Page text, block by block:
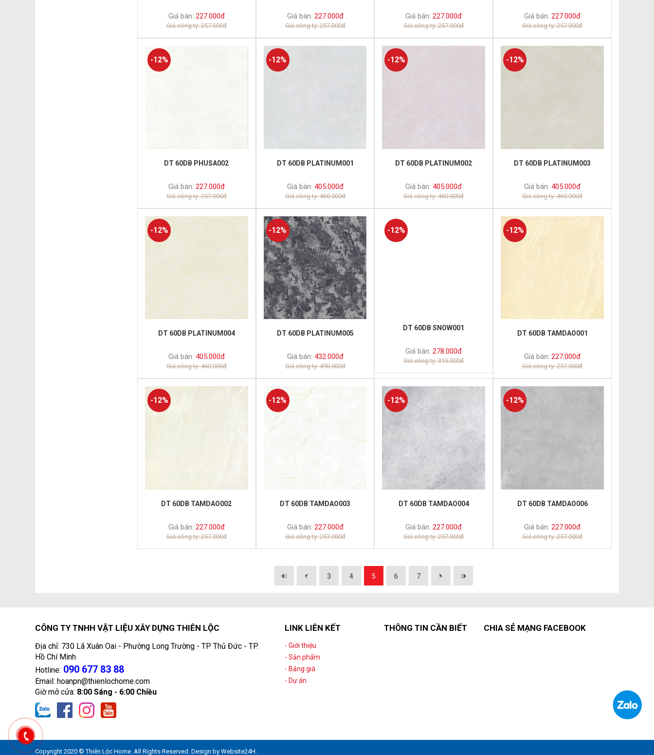
Giá bán: 227.000đ
Giá công ty: 257.000đ
Giá bán: 227.000đ
Giá công ty: 257.000đ
Giá bán: 227.000đ
Giá công ty: 257.000đ
Giá bán: 227.000đ
Giá công ty: 257.000đ
-12%
DT 60DB PHUSA002
Giá bán: 227.000đ
Giá công ty: 257.000đ
-12%
DT 60DB PLATINUM001
Giá bán: 405.000đ
Giá công ty: 460.000đ
-12%
DT 60DB PLATINUM002
Giá bán: 405.000đ
Giá công ty: 460.000đ
-12%
DT 60DB PLATINUM003
Giá bán: 405.000đ
Giá công ty: 460.000đ
-12%
DT 60DB PLATINUM004
Giá bán: 405.000đ
Giá công ty: 460.000đ
-12%
DT 60DB PLATINUM005
Giá bán: 432.000đ
Giá công ty: 490.000đ
-12%
DT 60DB SNOW001
Giá bán: 278.000đ
Giá công ty: 315.000đ
-12%
DT 60DB TAMDAO001
Giá bán: 227.000đ
Giá công ty: 257.000đ
-12%
DT 60DB TAMDAO002
Giá bán: 227.000đ
Giá công ty: 257.000đ
-12%
DT 60DB TAMDAO003
Giá bán: 227.000đ
Giá công ty: 257.000đ
-12%
DT 60DB TAMDAO004
Giá bán: 227.000đ
Giá công ty: 257.000đ
-12%
DT 60DB TAMDAO006
Giá bán: 227.000đ
Giá công ty: 257.000đ
3 4 5 6 7
CÔNG TY TNHH VẬT LIỆU XÂY DỰNG THIÊN LỘC
Địa chỉ: 730 Lã Xuân Oai - Phường Long Trường - TP Thủ Đức - TP.
Hồ Chí Minh
Hotline: 090 677 83 88
Email: hoanpn@thienlochome.com
Giờ mở cửa: 8:00 Sáng - 6:00 Chiều
LINK LIÊN KẾT
- Giới thiệu
- Sản phẩm
- Bảng giá
- Dự án
THÔNG TIN CẦN BIẾT CHIA SẺ MẠNG FACEBOOK
Copyright 2020 © Thiên Lộc Home. All Rights Reserved. Design by Website24H